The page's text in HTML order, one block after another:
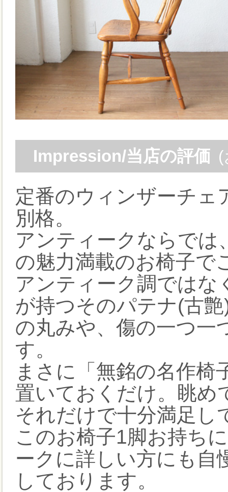
Impression/当店の評価
定番のウィンザーチェ
別格。
アンティークならで
の魅力満載のお椅子で
アンティーク調ではな
が持つそのパテナ(古
の丸みや、傷の一つ一
す。
まさに「無銘の名作椅
置いておくだけ。眺め
それだけで十分満足し
このお椅子1脚お持ち
ークに詳しい方にも自
しております。